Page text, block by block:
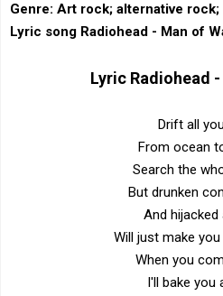
Genre: Art rock‎; ‎alternative
Lyric song Radiohead - Man of
Lyric Radiohead
Drift all
From ocean
Search the
But drunken
And
Will just make
When you
I'll bake you